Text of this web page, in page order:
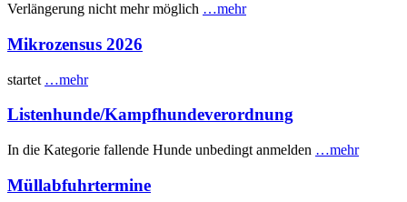
Verlängerung nicht mehr möglich …mehr
Mikrozensus 2026
startet …mehr
Listenhunde/Kampfhundeverordnung
In die Kategorie fallende Hunde unbedingt anmelden …mehr
Müllabfuhrtermine